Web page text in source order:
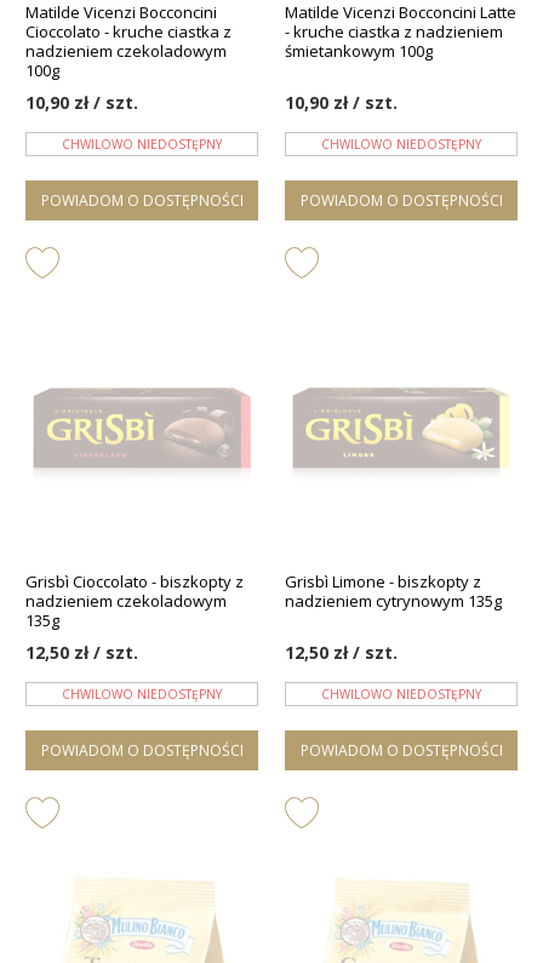
Matilde Vicenzi Bocconcini
Cioccolato - kruche ciastka z
nadzieniem czekoladowym
100g
10,90 zł / szt.
CHWILOWO NIEDOSTĘPNY
POWIADOM O DOSTĘPNOŚCI
Matilde Vicenzi Bocconcini Latte
- kruche ciastka z nadzieniem
śmietankowym 100g
10,90 zł / szt.
CHWILOWO NIEDOSTĘPNY
POWIADOM O DOSTĘPNOŚCI
Grisbì Cioccolato - biszkopty z
nadzieniem czekoladowym
135g
12,50 zł / szt.
CHWILOWO NIEDOSTĘPNY
POWIADOM O DOSTĘPNOŚCI
Grisbì Limone - biszkopty z
nadzieniem cytrynowym 135g
12,50 zł / szt.
CHWILOWO NIEDOSTĘPNY
POWIADOM O DOSTĘPNOŚCI